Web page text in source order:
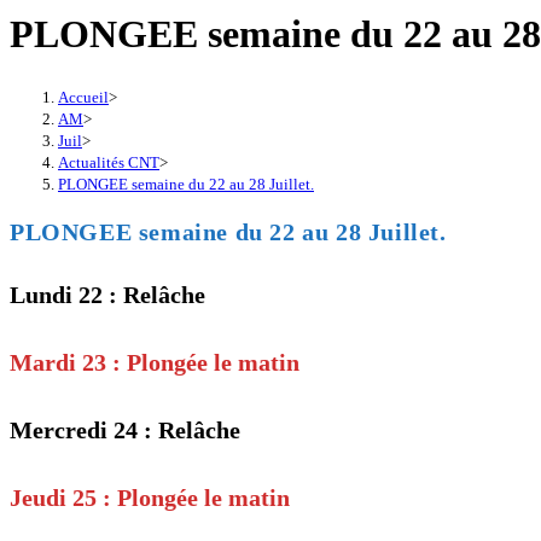
PLONGEE semaine du 22 au
Accueil>
AM>
Juil>
Actualités CNT>
PLONGEE semaine du 22 au 28 Juillet.
PLONGEE semaine du 22 au 28 Juillet.
Lundi 22 : Relâche
Mardi 23 : Plongée le matin
Mercredi 24 : Relâche
Jeudi 25 : Plongée le matin